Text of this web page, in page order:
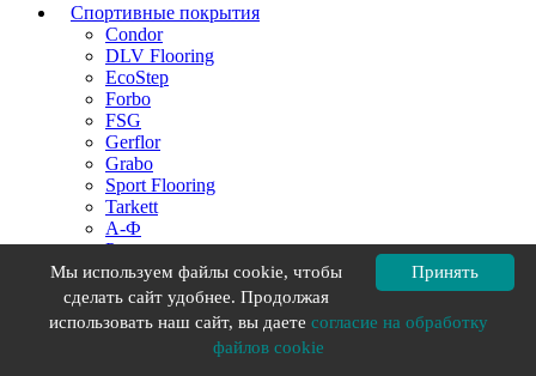
Спортивные покрытия
Condor
DLV Flooring
EcoStep
Forbo
FSG
Gerflor
Grabo
Sport Flooring
Tarkett
А-Ф
Резипол
Нужна консультация?
Принять
Мы используем файлы cookie, чтобы
сделать сайт удобнее. Продолжая
использовать наш сайт, вы даете согласие на обработку
файлов cookie